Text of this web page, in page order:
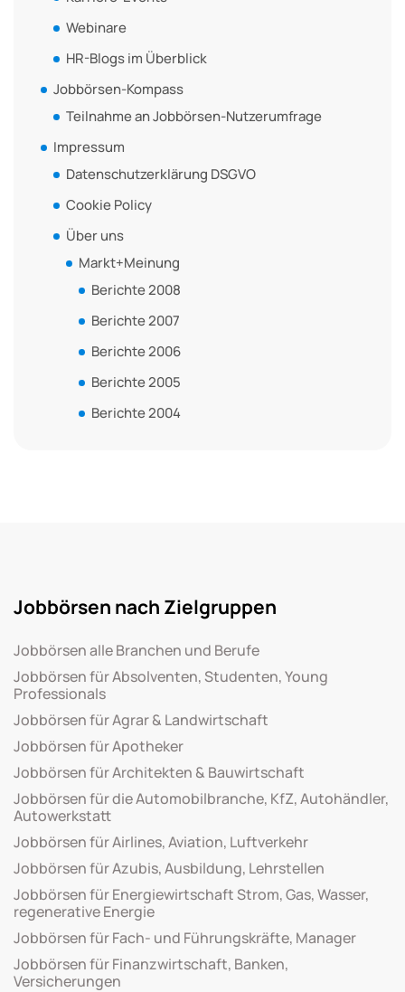
Webinare
HR-Blogs im Überblick
Jobbörsen-Kompass
Teilnahme an Jobbörsen-Nutzerumfrage
Impressum
Datenschutzerklärung DSGVO
Cookie Policy
Über uns
Markt+Meinung
Berichte 2008
Berichte 2007
Berichte 2006
Berichte 2005
Berichte 2004
Jobbörsen nach Zielgruppen
Jobbörsen alle Branchen und Berufe
Jobbörsen für Absolventen, Studenten, Young
Professionals
Jobbörsen für Agrar & Landwirtschaft
Jobbörsen für Apotheker
Jobbörsen für Architekten & Bauwirtschaft
Jobbörsen für die Automobilbranche, KfZ, Autohändler,
Autowerkstatt
Jobbörsen für Airlines, Aviation, Luftverkehr
Jobbörsen für Azubis, Ausbildung, Lehrstellen
Jobbörsen für Energiewirtschaft Strom, Gas, Wasser,
regenerative Energie
Jobbörsen für Fach- und Führungskräfte, Manager
Jobbörsen für Finanzwirtschaft, Banken,
Versicherungen